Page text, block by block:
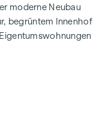
moderne Neubau
begrüntem Innenhof